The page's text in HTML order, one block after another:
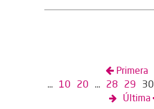
Primera
... 10 20 ... 28 29 30
Última